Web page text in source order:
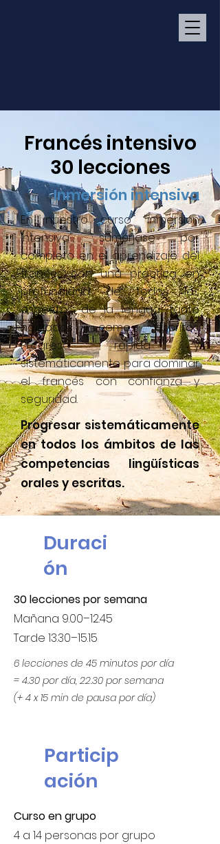
Francés intensivo
30 lecciones
Inmersión intensiva
En nuestro curso "inmersión
intensiva", sumérjase por
completo en el aprendizaje del
francés con una práctica en
profundidad de todos los
aspectos de la lengua, tanto
hablados como escritos.
Progresa rápida y
sistemáticamente para dominar
el francés con confianza y
seguridad.
Progresar sistemáticamente
en todos los ámbitos de las
competencias lingüísticas
orales y escritas.
Duraci
ón
30 lecciones por semana
Mañana 9.00–12.45
Tarde 13.30–15.15
6 lecciones de 45 minutos por día
= 4.30 por día, 22.30 por semana
(+ 4 x 15 min de pausa por día)
Particip
ación
Curso en grupo
4 a 14 personas por grupo